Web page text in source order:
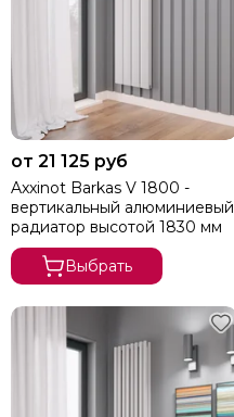
от 21 125 руб
Axxinot Barkas V 1800 -
вертикальный алюминиевый
радиатор высотой 1830 мм
Выбрать